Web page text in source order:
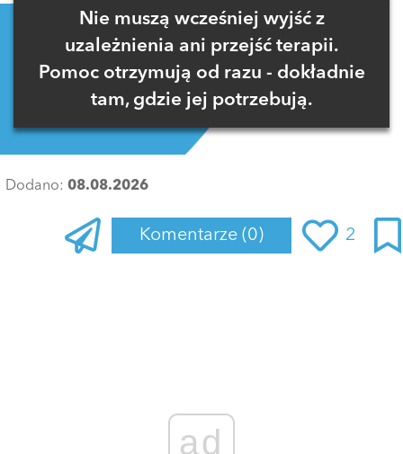
Nie muszą wcześniej wyjść z
uzależnienia ani przejść terapii.
Pomoc otrzymują od razu - dokładnie
tam, gdzie jej potrzebują.
Dodano: 08.08.2026
Komentarze (0) 2
ad